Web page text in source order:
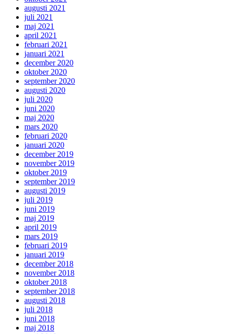
augusti 2021
juli 2021
maj 2021
april 2021
februari 2021
januari 2021
december 2020
oktober 2020
september 2020
augusti 2020
juli 2020
juni 2020
maj 2020
mars 2020
februari 2020
januari 2020
december 2019
november 2019
oktober 2019
september 2019
augusti 2019
juli 2019
juni 2019
maj 2019
april 2019
mars 2019
februari 2019
januari 2019
december 2018
november 2018
oktober 2018
september 2018
augusti 2018
juli 2018
juni 2018
maj 2018